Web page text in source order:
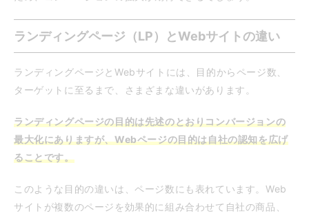
ランディングページ（LP）とWebサイトの違い
ランディングページとWebサイトには、目的からページ数、
ターゲットに至るまで、さまざまな違いがあります。
ランディングページの目的は先述のとおりコンバージョンの
最大化にありますが、Webページの目的は自社の認知を広げ
ることです。
このような目的の違いは、ページ数にも表れています。Web
サイトが複数のページを効果的に組み合わせて自社の商品、